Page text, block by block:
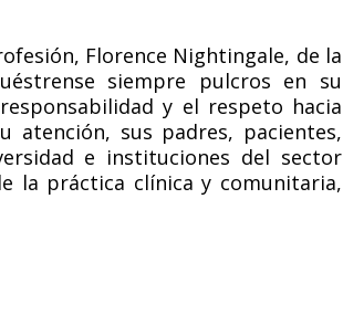
Florence Nightingale, de la
siempre pulcros en su
y el respeto hacia
atención, sus padres, pacientes,
e instituciones del sector
la práctica clínica y comunitaria,